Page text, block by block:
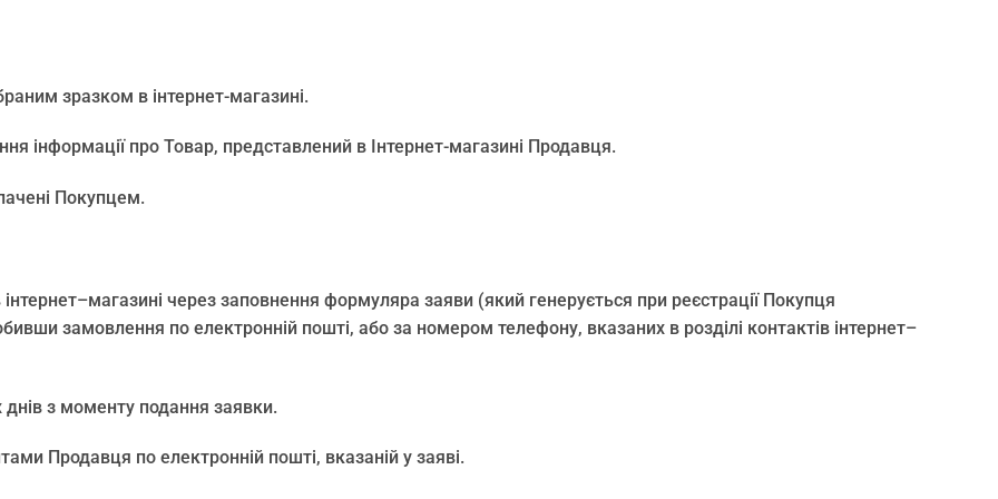
зразком в інтернет-магазині.
інформації про Товар, представлений в Інтернет-магазині Продавця.
Покупцем.
через заповнення формуляра заяви (який генерується при реєстрації Покупця
замовлення по електронній пошті, або за номером телефону, вказаних в розділі контактів інтернет–
з моменту подання заявки.
Продавця по електронній пошті, вказаній у заяві.